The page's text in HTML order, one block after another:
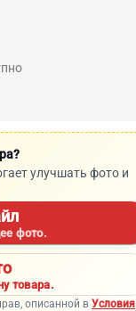
улучшать фото и
фото.
товара.
описанной вУсловия